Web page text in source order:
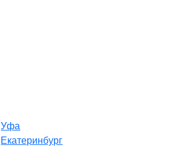
Уфа
Екатеринбург